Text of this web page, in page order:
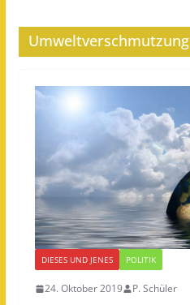
Umweltverschmutzung
DIESES UND JENES POLITIK
24. Oktober 2019 P. Schüler